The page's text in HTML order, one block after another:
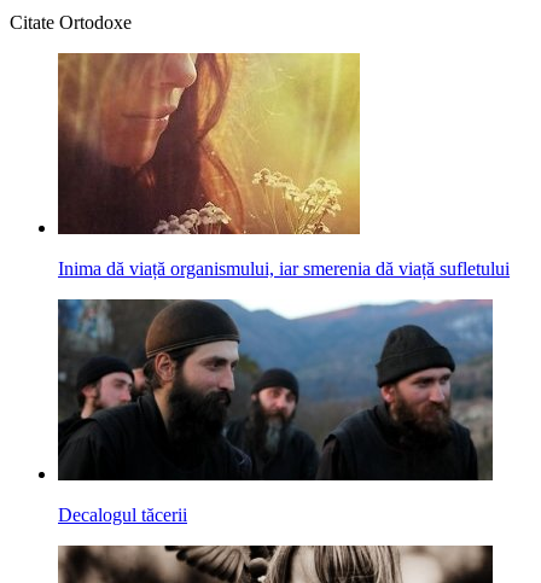
Citate Ortodoxe
Inima dă viață organismului, iar smerenia dă viață sufletului
Decalogul tăcerii